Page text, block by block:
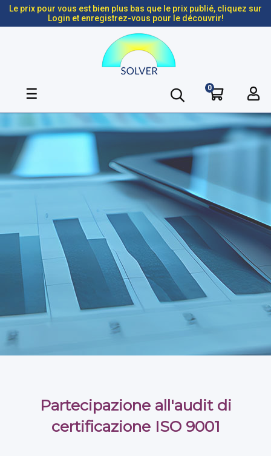
Le prix pour vous est bien plus bas que le prix publié, cliquez sur
Login et enregistrez-vous pour le découvrir!
Basculer
navigation
☰ 0
Partecipazione all'audit di
certificazione ISO 9001